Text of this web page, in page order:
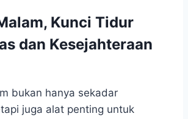
Kunci Tidur
dan Kesejahteraan
bukan hanya sekadar
juga alat penting untuk